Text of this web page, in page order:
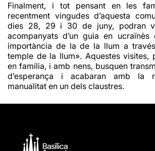
Finalment,
i tot pensant en les
recentment vingudes d’aquesta
dies 28, 29 i 30 de juny, podran
acompanyats d’un guia en
importància de la de la llum a
temple de la llum». Aquestes visites,
en família, i amb nens, busquen
d’esperança i acabaran amb la
manualitat en un dels claustres.